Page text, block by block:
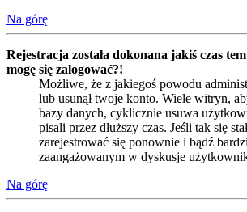
Na górę
Rejestracja została dokonana jakiś czas
mogę się zalogować?!
Możliwe, że z jakiegoś powodu
lub usunął twoje konto. Wiele witryn,
bazy danych, cyklicznie usuwa
pisali przez dłuższy czas. Jeśli tak się
zarejestrować się ponownie i bądź
zaangażowanym w dyskusje
Na górę